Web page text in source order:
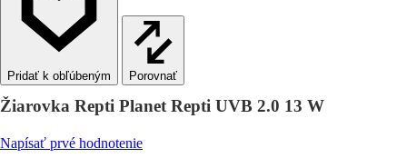
Porovnať
Žiarovka Repti Planet Repti UVB 2.0 13 W
Napísať prvé hodnotenie